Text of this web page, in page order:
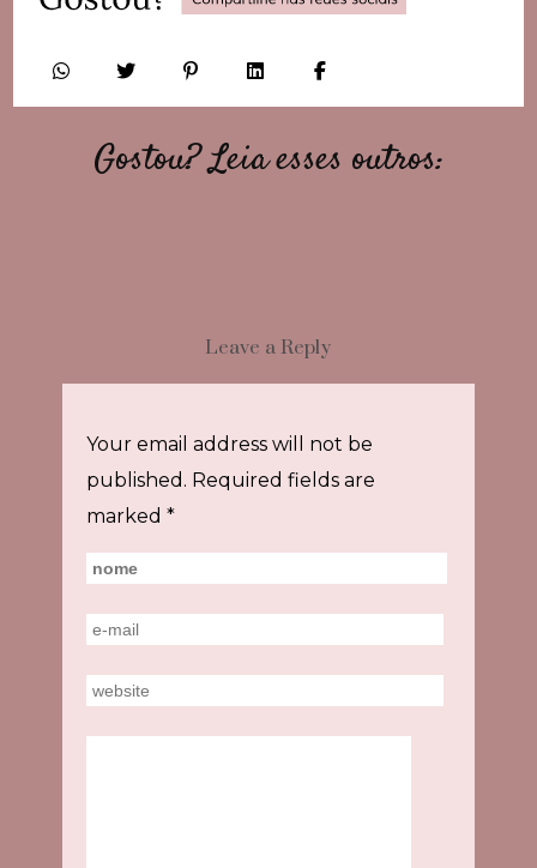
Gostou? Leia esses outros:
Leave a Reply
Your email address will not be
published. Required fields are
marked *